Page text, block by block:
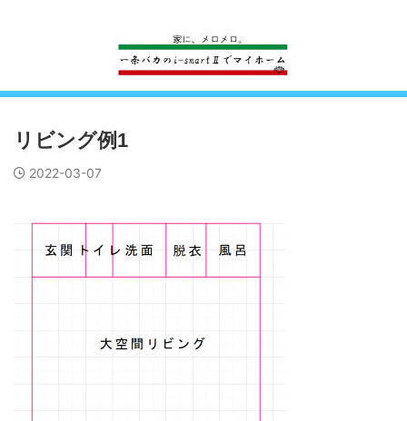
リビング例1
2022-03-07